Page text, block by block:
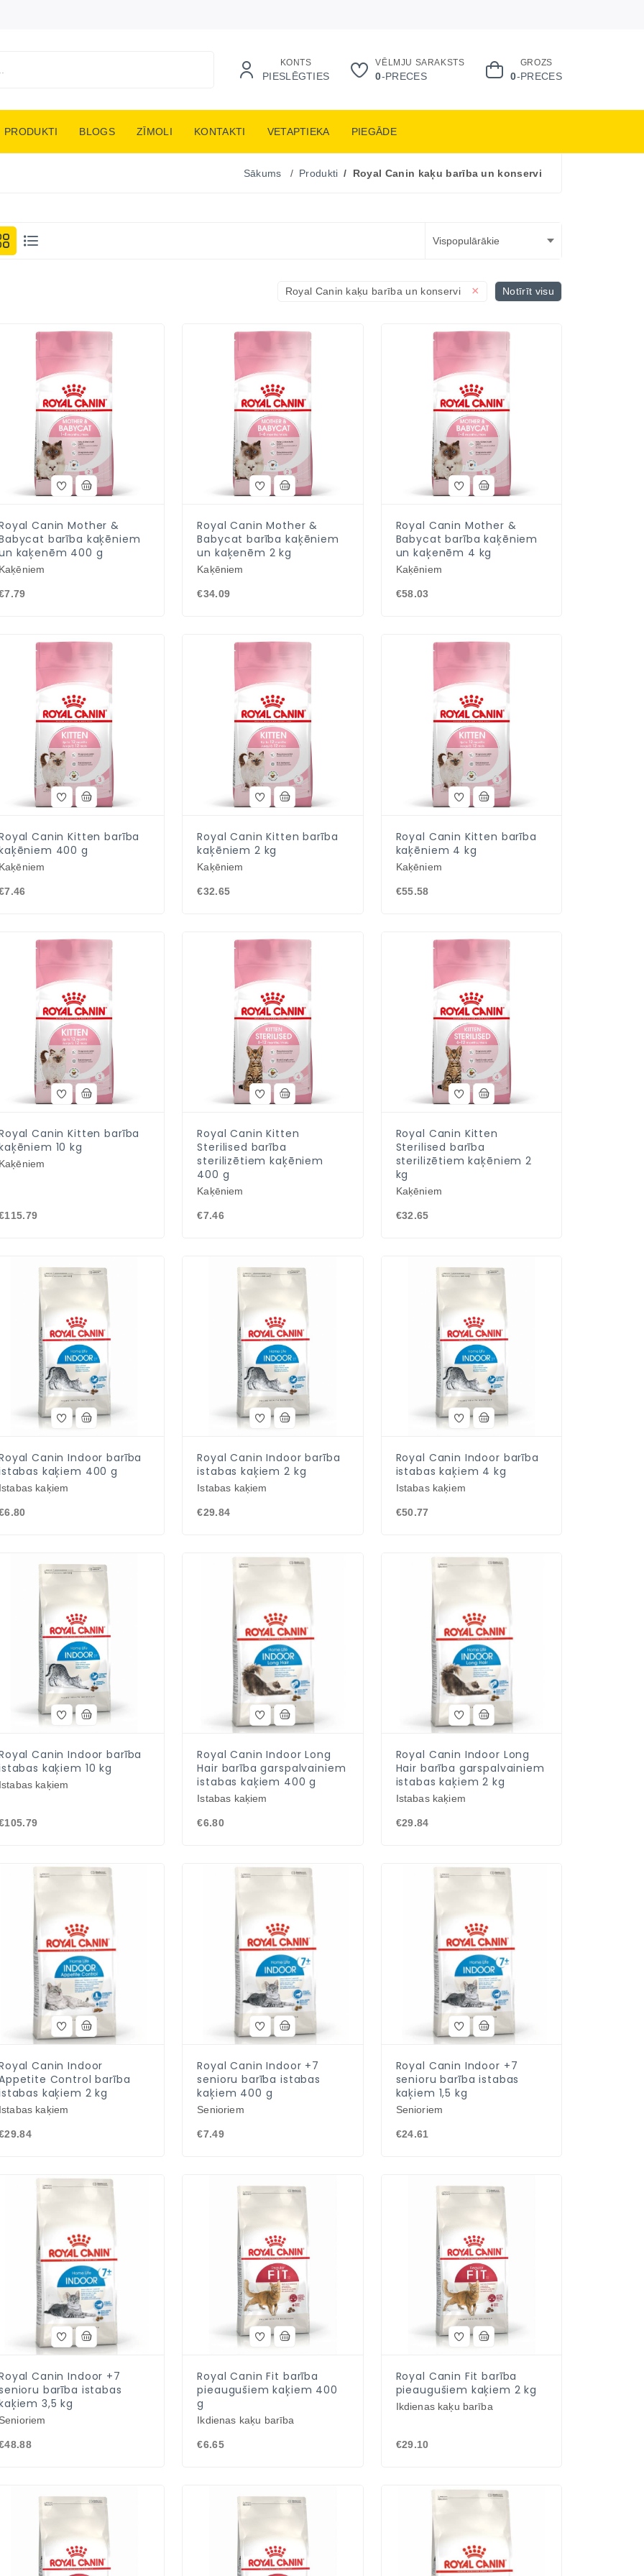
KONTS
PIESLĒGTIES
VĒLMJU SARAKSTS
0-PRECES
GROZS
0-PRECES
PRODUKTI BLOGS ZĪMOLI KONTAKTI VETAPTIEKA PIEGĀDE
Sākums Produkti Royal Canin kaķu barība un konservi
Royal Canin kaķu barība un konservi × Notīrīt visu
Canin Mother &
barība kaķēniem
kaķenēm 400 g
Kaķēniem
Royal Canin Mother &
Babycat barība kaķēniem
un kaķenēm 2 kg
Kaķēniem
€34.09
Royal Canin Mother &
Babycat barība kaķēniem
un kaķenēm 4 kg
Kaķēniem
€58.03
Canin Kitten barība
400 g
Kaķēniem
Royal Canin Kitten barība
kaķēniem 2 kg
Kaķēniem
€32.65
Royal Canin Kitten barība
kaķēniem 4 kg
Kaķēniem
€55.58
Canin Kitten barība
10 kg
Kaķēniem
Royal Canin Kitten
Sterilised barība
sterilizētiem kaķēniem
400 g
Kaķēniem
€7.46
Royal Canin Kitten
Sterilised barība
sterilizētiem kaķēniem 2
kg
Kaķēniem
€32.65
Canin Indoor barība
kaķiem 400 g
Istabas kaķiem
Royal Canin Indoor barība
istabas kaķiem 2 kg
Istabas kaķiem
€29.84
Royal Canin Indoor barība
istabas kaķiem 4 kg
Istabas kaķiem
€50.77
Canin Indoor barība
kaķiem 10 kg
Istabas kaķiem
Royal Canin Indoor Long
Hair barība garspalvainiem
istabas kaķiem 400 g
Istabas kaķiem
€6.80
Royal Canin Indoor Long
Hair barība garspalvainiem
istabas kaķiem 2 kg
Istabas kaķiem
€29.84
Canin Indoor
Control barība
kaķiem 2 kg
Istabas kaķiem
Royal Canin Indoor +7
senioru barība istabas
kaķiem 400 g
Senioriem
€7.49
Royal Canin Indoor +7
senioru barība istabas
kaķiem 1,5 kg
Senioriem
€24.61
Canin Indoor +7
barība istabas
3,5 kg
Senioriem
Royal Canin Fit barība
pieaugušiem kaķiem 400
g
Ikdienas kaķu barība
€6.65
Royal Canin Fit barība
pieaugušiem kaķiem 2 kg
Ikdienas kaķu barība
€29.10